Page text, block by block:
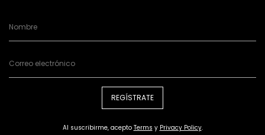
REGÍSTRATE
Al suscribirme, acepto Terms y Privacy Policy.